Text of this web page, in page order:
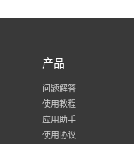
产品
问题解答
使用教程
应用助手
使用协议